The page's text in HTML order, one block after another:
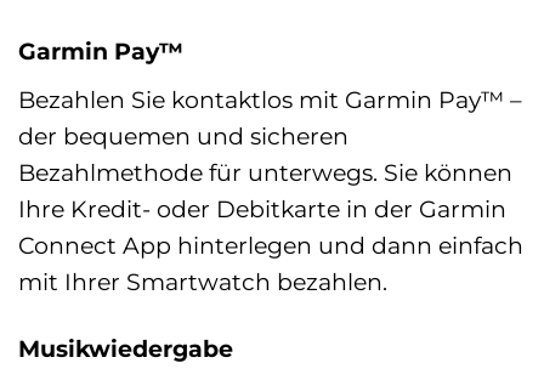
Garmin Pay™
Bezahlen Sie kontaktlos mit Garmin Pay™ –
der bequemen und sicheren
Bezahlmethode für unterwegs. Sie können
Ihre Kredit- oder Debitkarte in der Garmin
Connect App hinterlegen und dann einfach
mit Ihrer Smartwatch bezahlen.
Musikwiedergabe